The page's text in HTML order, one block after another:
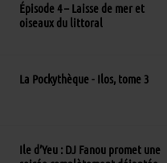
Épisode 4 – Laisse de mer et
oiseaux du littoral
La Pockythèque - Ilos, tome 3
Ile d’Yeu : DJ Fanou promet une